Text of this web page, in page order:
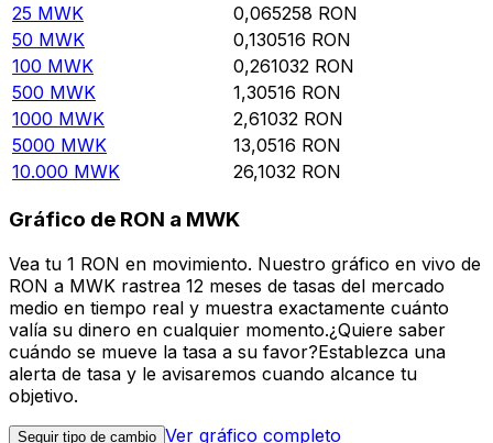
25 MWK 0,065258 RON
50 MWK 0,130516 RON
100 MWK 0,261032 RON
500 MWK 1,30516 RON
1000 MWK 2,61032 RON
5000 MWK 13,0516 RON
10.000 MWK 26,1032 RON
Gráfico de RON a MWK
Vea tu 1 RON en movimiento. Nuestro gráfico en vivo de
RON a MWK rastrea 12 meses de tasas del mercado
medio en tiempo real y muestra exactamente cuánto
valía su dinero en cualquier momento.¿Quiere saber
cuándo se mueve la tasa a su favor?Establezca una
alerta de tasa y le avisaremos cuando alcance tu
objetivo.
Seguir tipo de cambio Ver gráfico completo